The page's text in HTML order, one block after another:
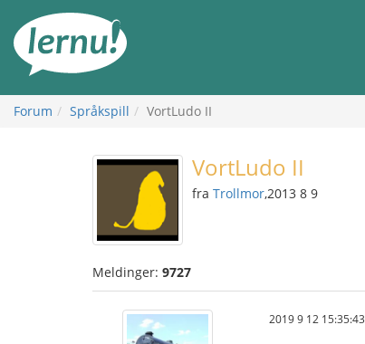
innholdet
Forum Språkspill VortLudo II
VortLudo II
fra Trollmor,2013 8 9
Meldinger: 9727
2019 9 12 15:35:43